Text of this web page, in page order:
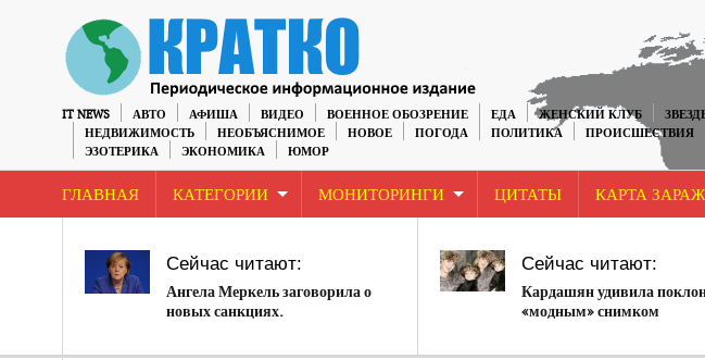
IT NEWS АВТО АФИША ВИДЕО ВОЕННОЕ ОБОЗРЕНИЕ ЕДА ЖЕНСКИЙ КЛУБ
НЕДВИЖИМОСТЬ
НЕОБЪЯСНИМОЕ НОВОЕ ПОГОДА ПОЛИТИКА ПРОИСШЕСТВИЯ
ЭЗОТЕРИКА
ЭКОНОМИКА ЮМОР
ГЛАВНАЯ КАТЕГОРИИ МОНИТОРИНГИ ЦИТАТЫ КАРТА
Сейчас читают:
Ангела Меркель заговорила о
новых санкциях.
Сейчас читают:
Кардашян удивила
«модным» снимком